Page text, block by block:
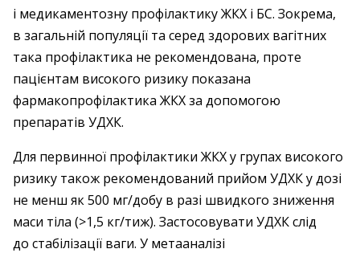
і медикаментозну профілактику ЖКХ і БС. Зокрема,
в загальній популяції та серед здорових вагітних
така профілактика не рекомендована, проте
пацієнтам високого ризику показана
фармакопрофілактика ЖКХ за допомогою
препаратів УДХК.
Для первинної профілактики ЖКХ у групах високого
ризику також рекомендований прийом УДХК у дозі
не менш як 500 мг/добу в разі швидкого зниження
маси тіла ­(>1,5 кг/тиж). Застосовувати УДХК слід
до стабілізації ваги. У ­метааналізі